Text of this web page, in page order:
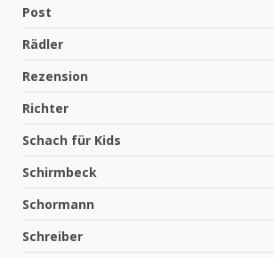
Post
Rädler
Rezension
Richter
Schach für Kids
Schirmbeck
Schormann
Schreiber